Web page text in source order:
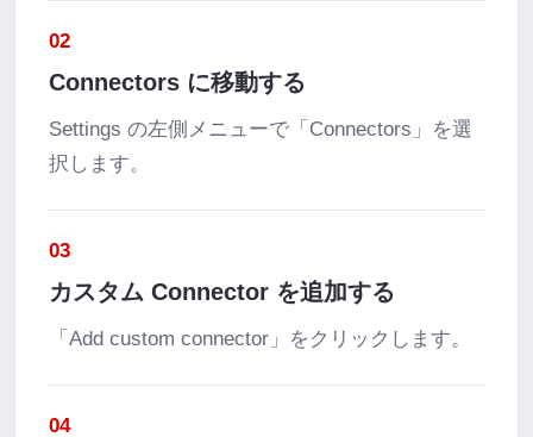
02
Connectors に移動する
Settings の左側メニューで「Connectors」を選
択します。
03
カスタム Connector を追加する
「Add custom connector」をクリックします。
04